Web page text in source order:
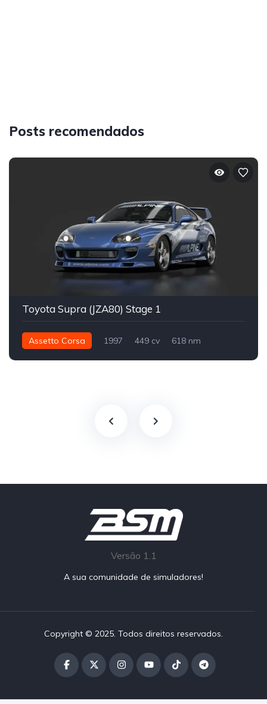
Posts recomendados
Toyota Supra (JZA80) Stage 1
Assetto Corsa 1997 449 cv
618 nm
Versão 1.1
A sua comunidade de simuladores!
Copyright © 2025. Todos direitos reservados.